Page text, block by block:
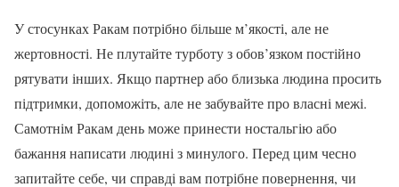
У стосунках Ракам потрібно більше м’якості, але не
жертовності. Не плутайте турботу з обов’язком постійно
рятувати інших. Якщо партнер або близька людина просить
підтримки, допоможіть, але не забувайте про власні межі.
Самотнім Ракам день може принести ностальгію або
бажання написати людині з минулого. Перед цим чесно
запитайте себе, чи справді вам потрібне повернення, чи